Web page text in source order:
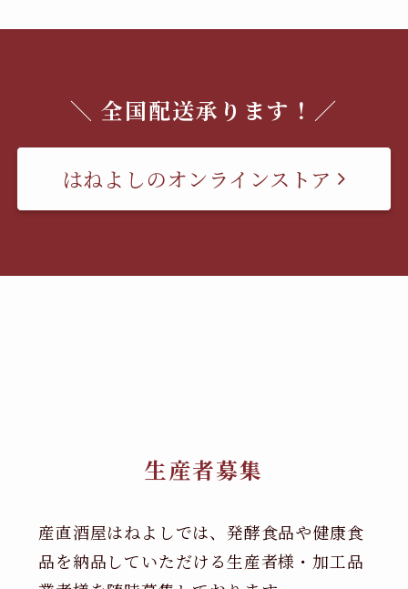
＼ 全国配送承ります！／
はねよしのオンラインストア
生産者募集
産直酒屋はねよしでは、発酵食品や健康食
品を納品していただける生産者様・加工品